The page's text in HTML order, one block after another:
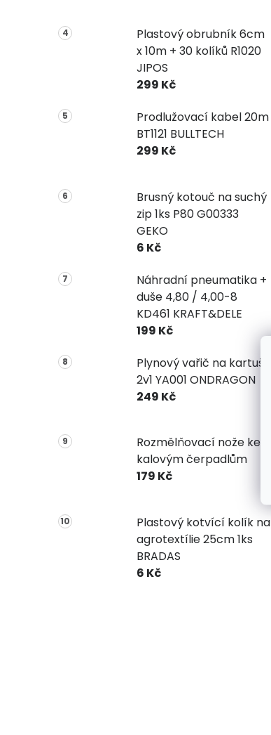
Plastový obrubník 6cm
x 10m + 30 kolíků R1020
JIPOS
299 Kč
Prodlužovací kabel 20m
BT1121 BULLTECH
299 Kč
Brusný kotouč na suchý
zip 1ks P80 G00333
GEKO
6 Kč
Náhradní pneumatika +
duše 4,80 / 4,00-8
KD461 KRAFT&DELE
199 Kč
Plynový vařič na kartuše
2v1 YA001 ONDRAGON
249 Kč
Rozmělňovací nože ke
kalovým čerpadlům
179 Kč
Plastový kotvící kolík na
agrotextílie 25cm 1ks
BRADAS
6 Kč